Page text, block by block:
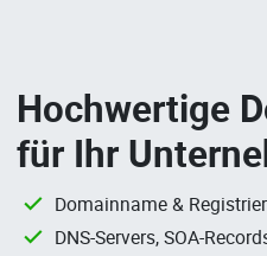
Hochwertige
für Ihr
Domainname &
DNS-Servers, SOA-